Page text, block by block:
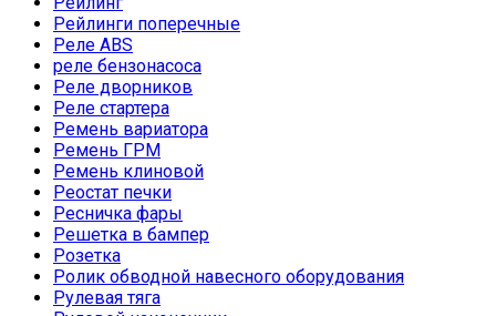
Рейлинги поперечные
Реле ABS
реле бензонасоса
Реле дворников
Реле стартера
Ремень вариатора
Ремень ГРМ
Ремень клиновой
Реостат печки
Ресничка фары
Решетка в бампер
Розетка
Ролик обводной навесного оборудования
Рулевая тяга